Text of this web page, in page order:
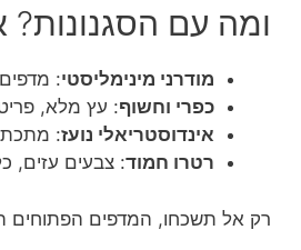
ומה עם
מודרני מינימליסטי:
כפרי וחשוף: עץ מלא,
אינדוסטריאלי נועז: מתכת
רטרו חמוד: צבעים עזים,
רק אל תשכחו, המדפים